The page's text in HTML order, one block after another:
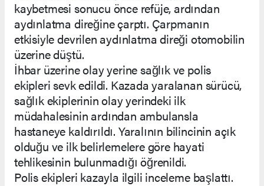
kaybetmesi sonucu önce refüje, ardından
aydınlatma direğine çarptı. Çarpmanın
etkisiyle devrilen aydınlatma direği otomobilin
üzerine düştü.
İhbar üzerine olay yerine sağlık ve polis
ekipleri sevk edildi. Kazada yaralanan sürücü,
sağlık ekiplerinin olay yerindeki ilk
müdahalesinin ardından ambulansla
hastaneye kaldırıldı. Yaralının bilincinin açık
olduğu ve ilk belirlemelere göre hayati
tehlikesinin bulunmadığı öğrenildi.
Polis ekipleri kazayla ilgili inceleme başlattı.